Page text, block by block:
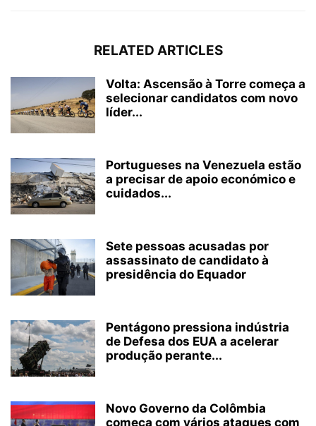
RELATED ARTICLES
Volta: Ascensão à Torre começa a
selecionar candidatos com novo
líder...
Portugueses na Venezuela estão
a precisar de apoio económico e
cuidados...
Sete pessoas acusadas por
assassinato de candidato à
presidência do Equador
Pentágono pressiona indústria
de Defesa dos EUA a acelerar
produção perante...
Novo Governo da Colômbia
começa com vários ataques com